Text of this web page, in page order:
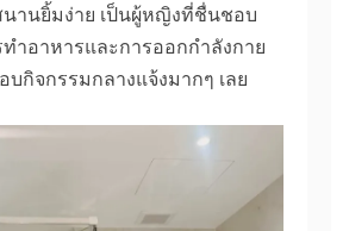
นานยิ้มง่าย เป็นผู้หญิงที่ชื่นชอบ
ำอาหารและการออกกำลังกาย
กิจกรรมกลางแจ้งมากๆ เลย